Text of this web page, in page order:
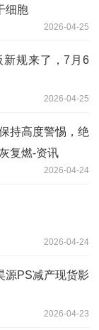
细胞
2026-04-25
新规来了，7月6
2026-04-25
持高度警惕，绝
复燃-资讯
2026-04-24
2026-04-24
源PS减产现货影
2026-04-23